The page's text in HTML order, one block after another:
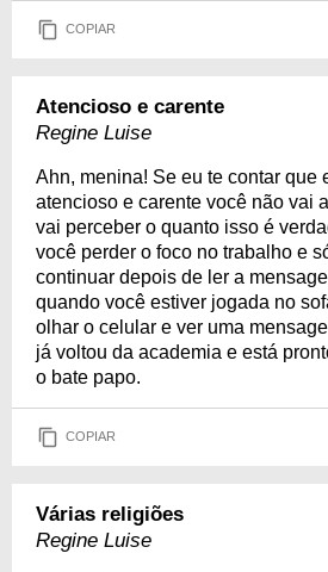
COPIAR
Atencioso e carente
Regine Luise
Ahn, menina! Se eu te contar que
atencioso e carente você não vai
vai perceber o quanto isso é
você perder o foco no trabalho e
continuar depois de ler a
quando você estiver jogada no
olhar o celular e ver uma
já voltou da academia e está
o bate papo.
COPIAR
Várias religiões
Regine Luise